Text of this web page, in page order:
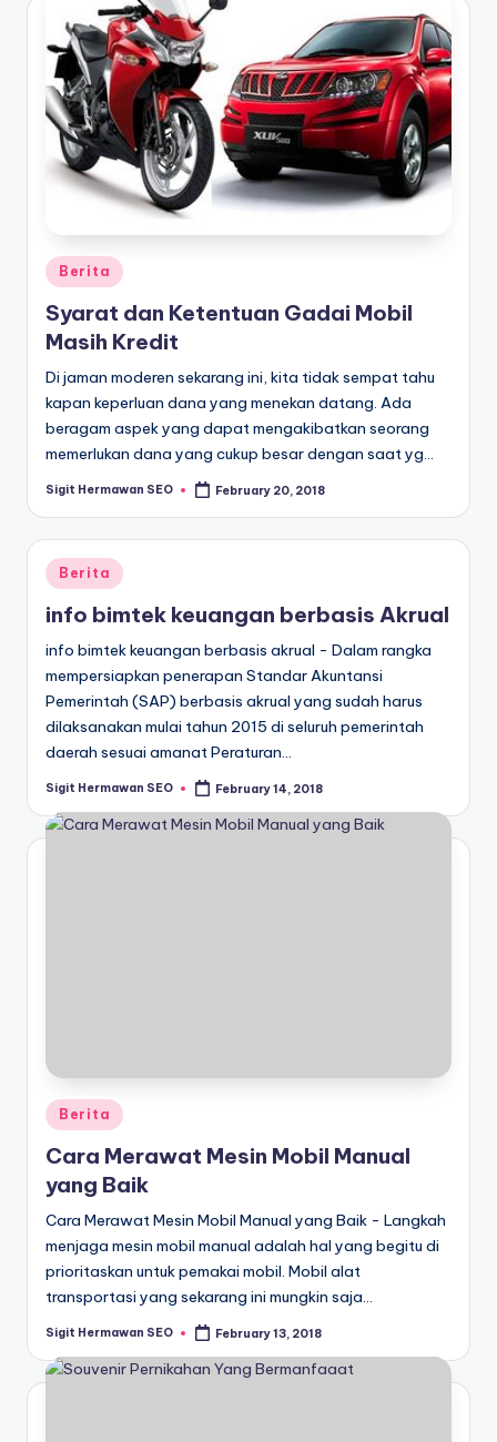
Posted
in
Berita
Syarat dan Ketentuan Gadai Mobil
Masih Kredit
Di jaman moderen sekarang ini, kita tidak sempat tahu
kapan keperluan dana yang menekan datang. Ada
beragam aspek yang dapat mengakibatkan seorang
memerlukan dana yang cukup besar dengan saat yg…
Posted
Sigit Hermawan SEO February 20, 2018
Posted
in
Berita
info bimtek keuangan berbasis Akrual
info bimtek keuangan berbasis akrual - Dalam rangka
mempersiapkan penerapan Standar Akuntansi
Pemerintah (SAP) berbasis akrual yang sudah harus
dilaksanakan mulai tahun 2015 di seluruh pemerintah
daerah sesuai amanat Peraturan…
Posted
Sigit Hermawan SEO February 14, 2018
Posted
in
Berita
Cara Merawat Mesin Mobil Manual
yang Baik
Cara Merawat Mesin Mobil Manual yang Baik - Langkah
menjaga mesin mobil manual adalah hal yang begitu di
prioritaskan untuk pemakai mobil. Mobil alat
transportasi yang sekarang ini mungkin saja…
Posted
Sigit Hermawan SEO February 13, 2018